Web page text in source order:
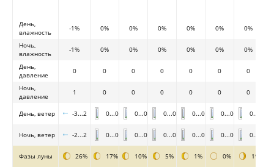
День,
влажность
-1% 0% 0% 0% 0% 0%
0%
Ночь,
влажность
-1% 0% 0% 0% 0% 0%
0%
День,
давление
0 0 0 0 0 0
0
Ночь,
давление
1 0 0 0 0 0 0
День, ветер -3...2 0...0 0...0 0...0 0...0 0...0 0...0
Ночь, ветер -2...2 0...0 0...0 0...0 0...0 0...0 0...0
Фазы луны 26% 17% 10% 5% 1% 0% 1%